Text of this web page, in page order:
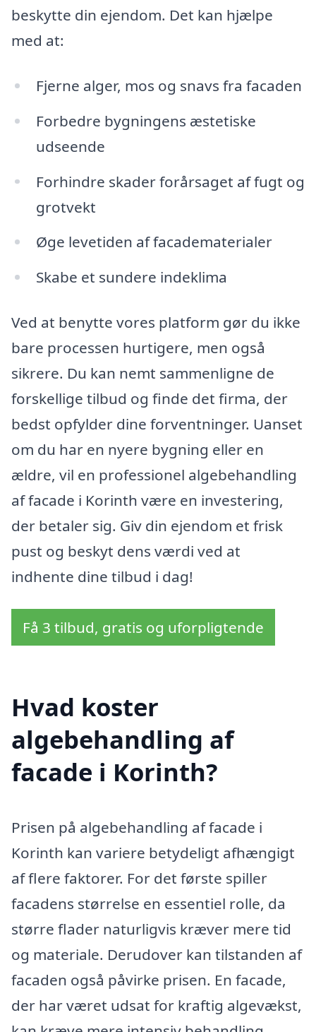
beskytte din ejendom. Det kan hjælpe
med at:
Fjerne alger, mos og snavs fra facaden
Forbedre bygningens æstetiske
udseende
Forhindre skader forårsaget af fugt og
grotvekt
Øge levetiden af facadematerialer
Skabe et sundere indeklima
Ved at benytte vores platform gør du ikke
bare processen hurtigere, men også
sikrere. Du kan nemt sammenligne de
forskellige tilbud og finde det firma, der
bedst opfylder dine forventninger. Uanset
om du har en nyere bygning eller en
ældre, vil en professionel algebehandling
af facade i Korinth være en investering,
der betaler sig. Giv din ejendom et frisk
pust og beskyt dens værdi ved at
indhente dine tilbud i dag!
Få 3 tilbud, gratis og uforpligtende
Hvad koster
algebehandling af
facade i Korinth?
Prisen på algebehandling af facade i
Korinth kan variere betydeligt afhængigt
af flere faktorer. For det første spiller
facadens størrelse en essentiel rolle, da
større flader naturligvis kræver mere tid
og materiale. Derudover kan tilstanden af
facaden også påvirke prisen. En facade,
der har været udsat for kraftig algevækst,